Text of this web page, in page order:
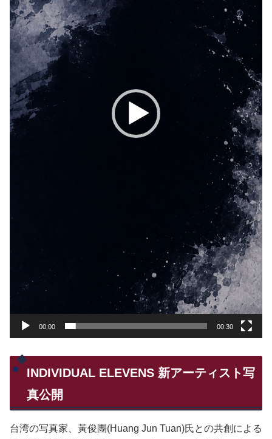
00:00 00:30
INDIVIDUAL ELEVENS 新アーティスト写
真公開
台湾の写真家、黃俊團(Huang Jun Tuan)氏との共創による